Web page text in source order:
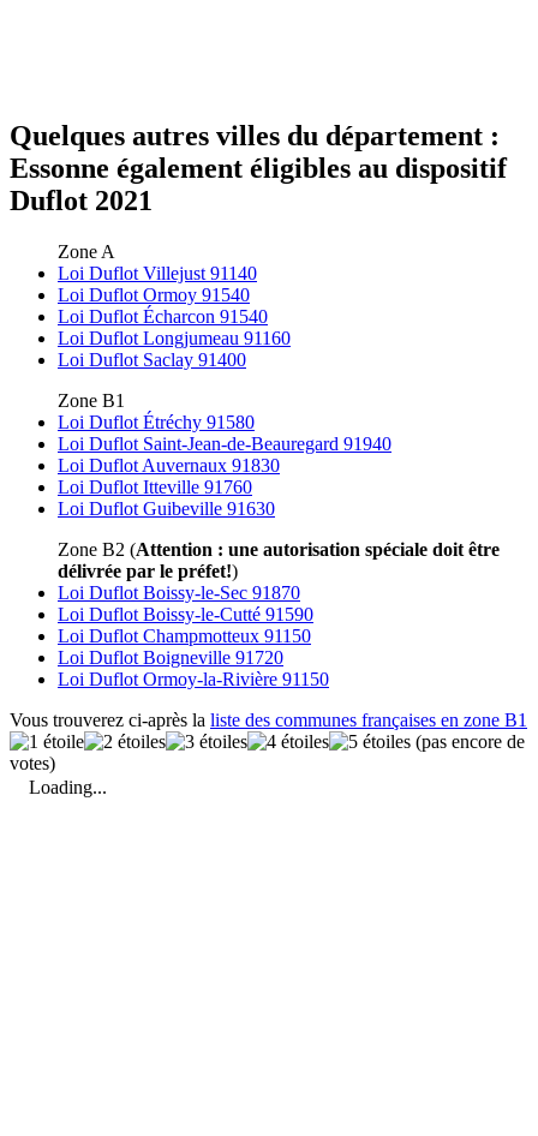
Quelques autres villes du département :
Essonne également éligibles au dispositif
Duflot 2021
Zone A
Loi Duflot Villejust 91140
Loi Duflot Ormoy 91540
Loi Duflot Écharcon 91540
Loi Duflot Longjumeau 91160
Loi Duflot Saclay 91400
Zone B1
Loi Duflot Étréchy 91580
Loi Duflot Saint-Jean-de-Beauregard 91940
Loi Duflot Auvernaux 91830
Loi Duflot Itteville 91760
Loi Duflot Guibeville 91630
Zone B2 (Attention : une autorisation spéciale doit être
délivrée par le préfet!)
Loi Duflot Boissy-le-Sec 91870
Loi Duflot Boissy-le-Cutté 91590
Loi Duflot Champmotteux 91150
Loi Duflot Boigneville 91720
Loi Duflot Ormoy-la-Rivière 91150
Vous trouverez ci-après la liste des communes françaises en zone B1
(pas encore de
votes)
Loading...